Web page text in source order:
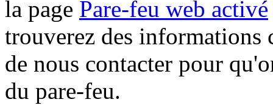
la page Pare-feu web activé
trouverez des informations
de nous contacter pour
du pare-feu.